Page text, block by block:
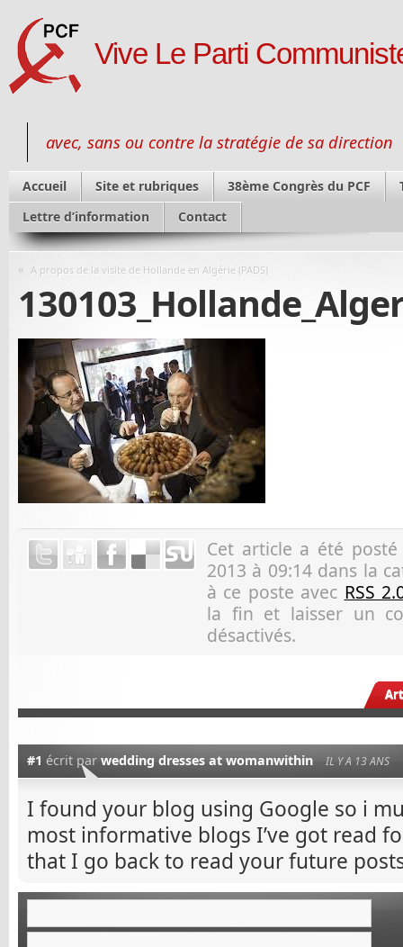
Vive Le Parti
avec, sans ou contre la stratégie de sa direction
Accueil Site et rubriques 38ème Congrès du PCF
Lettre d’information
Contact
« A propos de la visite de Hollande en Algérie (PADS)
Cet article a été
2013 à 09:14 dans la
à ce poste avec RSS
la fin et laisser un
désactivés.
#1 écrit par wedding dresses at womanwithin IL Y A 13 ANS
I found your blog using Google so i
most informative blogs I’ve got read
that I go back to read your future